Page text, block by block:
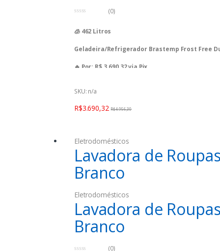
u
f
(0)
🧊 462 Litros
Geladeira/Refrigerador Brastemp Frost Free
🔥 Por: R$ 3.690,32 via Pix
🗓 Oferta válida para hoje, 20/12/2023,
SKU: n/a
R$3.690,32 R$4.956,30
Eletrodomésticos
Lavadora de
Branco
Eletrodomésticos
Lavadora de
Branco
(0)